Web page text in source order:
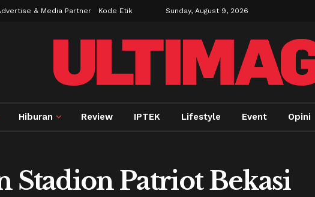
& Media Partner Kode Etik Sunday, August 9, 2026
Hiburan Review IPTEK Lifestyle Event Opini
Stadion Patriot Bekasi